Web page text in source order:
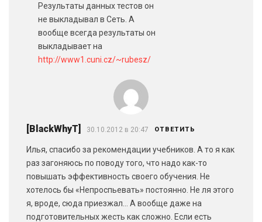
Результаты данных тестов он
не выкладывал в Сеть. А
вообще всегда результаты он
выкладывает на
http://www1.cuni.cz/~rubesz/
[BlackWhyT] 30.10.2012 в 20:47 ОТВЕТИТЬ
Илья, спасибо за рекомендации учебников. А то я как
раз загоняюсь по поводу того, что надо как-то
повышать эффективность своего обучения. Не
хотелось бы «Непроспьевать» постоянно. Не ля этого
я, вроде, сюда приезжал… А вообще даже на
подготовительных жесть как сложно. Если есть